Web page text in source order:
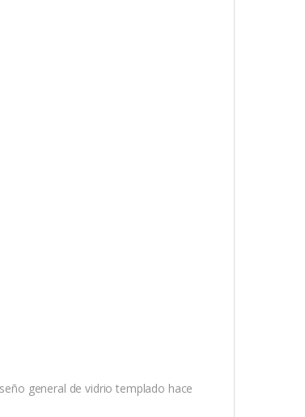
general de vidrio templado hace